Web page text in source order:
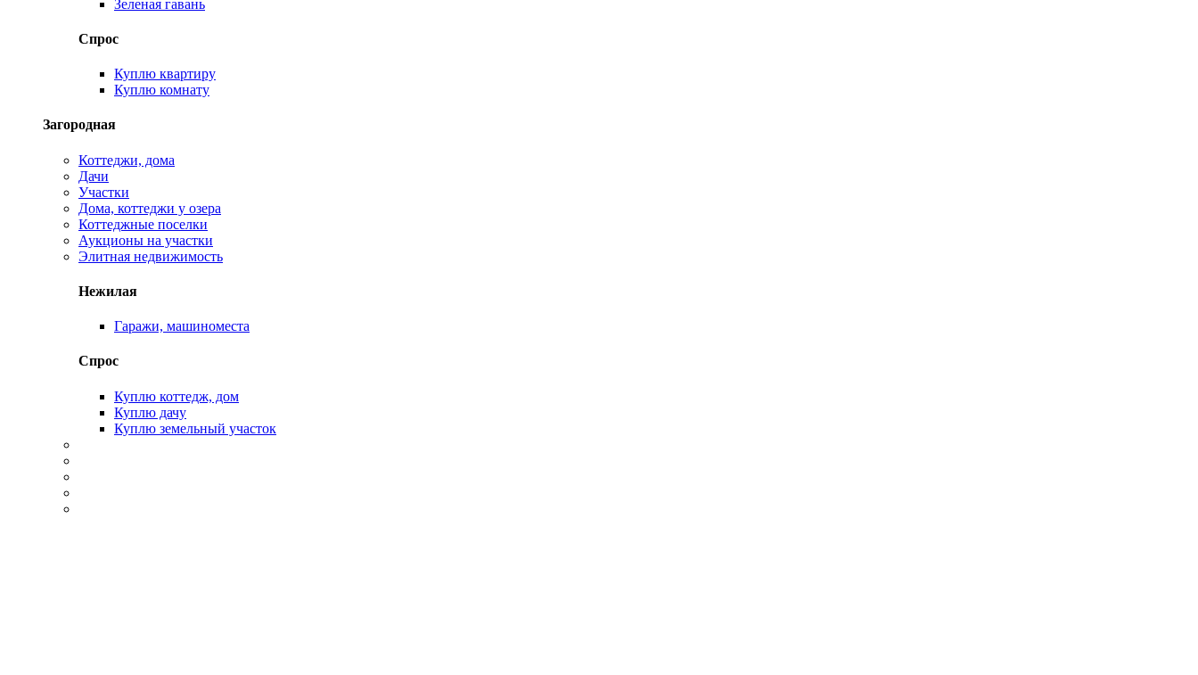
Зеленая гавань
Спрос
Куплю квартиру
Куплю комнату
Загородная
Коттеджи, дома
Дачи
Участки
Дома, коттеджи у озера
Коттеджные поселки
Аукционы на участки
Элитная недвижимость
Нежилая
Гаражи, машиноместа
Спрос
Куплю коттедж, дом
Куплю дачу
Куплю земельный участок